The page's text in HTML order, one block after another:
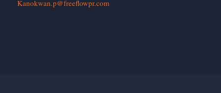
Kanokwan.p@freeflowpr.com